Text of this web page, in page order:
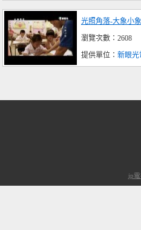
光照角落-大象小象
瀏覽次數：2608
提供單位： 新眼光
ip